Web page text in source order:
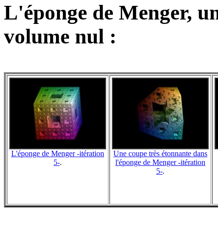
L'éponge de Menger,
volume nul :
L'éponge de Menger -itération
5-.
Une coupe très étonnante dans
l'éponge de Menger -itération
5-.